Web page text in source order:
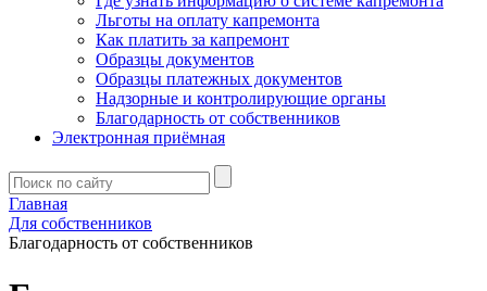
Льготы на оплату капремонта
Как платить за капремонт
Образцы документов
Образцы платежных документов
Надзорные и контролирующие органы
Благодарность от собственников
Электронная приёмная
Главная
Для собственников
Благодарность от собственников